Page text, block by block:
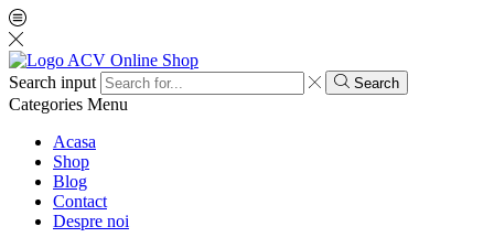
Search input Search
Categories Menu
Acasa
Shop
Blog
Contact
Despre noi